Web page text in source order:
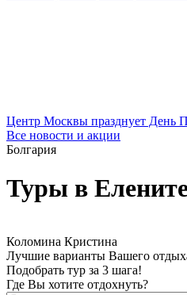
Центр Москвы празднует День
Все новости и акции
Болгария
Туры в
Коломина Кристина
Лучшие варианты Вашего
Подобрать тур за 3 шага!
Где Вы хотите отдохнуть?